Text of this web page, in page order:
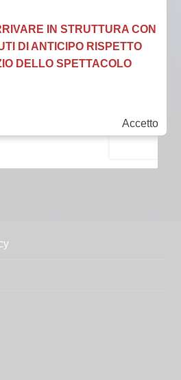
Accetto
IN STRUTTURA CON
DI ANTICIPO RISPETTO
DELLO SPETTACOLO